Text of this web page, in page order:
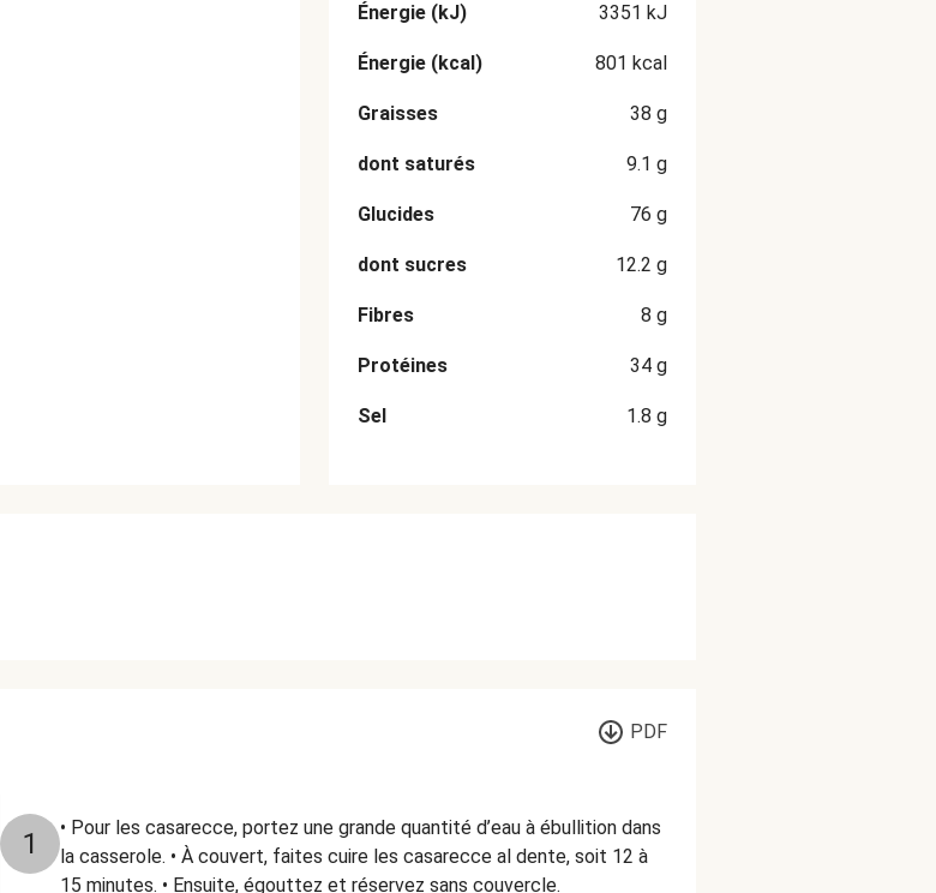
Énergie (kJ) 3351 kJ
Énergie (kcal) 801 kcal
Graisses 38 g
dont saturés 9.1 g
Glucides 76 g
dont sucres 12.2 g
Fibres 8 g
Protéines 34 g
Sel 1.8 g
PDF
1
• Pour les casarecce, portez une grande quantité d’eau à ébullition dans
la casserole. • À couvert, faites cuire les casarecce al dente, soit 12 à
15 minutes. • Ensuite, égouttez et réservez sans couvercle.